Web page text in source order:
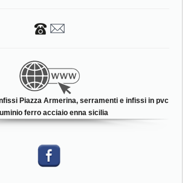
Piazza Armerina, serramenti e infissi in pvc
ferro acciaio enna sicilia